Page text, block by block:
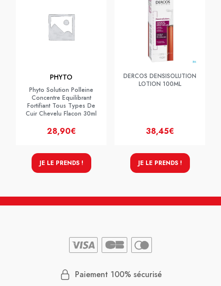
PHYTO
Phyto Solution Polleine
Concentre Equilibrant
Fortifiant Tous Types De
Cuir Chevelu Flacon 30ml
28,90€
JE LE PRENDS !
DERCOS DENSISOLUTION
LOTION 100ML
38,45€
JE LE PRENDS !
Paiement 100% sécurisé